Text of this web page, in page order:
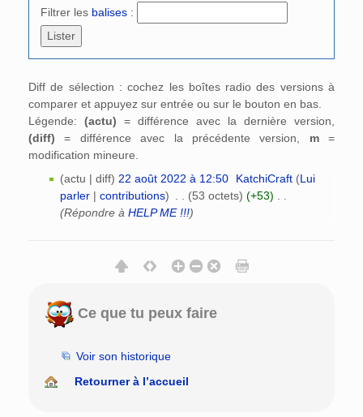
Filtrer les balises :
Diff de sélection : cochez les boîtes radio des versions à
comparer et appuyez sur entrée ou sur le bouton en bas.
Légende: (actu) = différence avec la dernière version,
(diff) = différence avec la précédente version, m=
modification mineure.
(actu | diff) 22 août 2022 à 12:50‎ KatchiCraft (Lui
parler| contributions) (53 octets) (+53)
(Répondre à HELP ME !!!)
Ce que tu peux faire
Voir son historique
Retourner à l’accueil